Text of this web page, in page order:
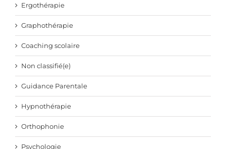
Ergothérapie
Graphothérapie
Coaching scolaire
Non classifié(e)
Guidance Parentale
Hypnothérapie
Orthophonie
Psychologie